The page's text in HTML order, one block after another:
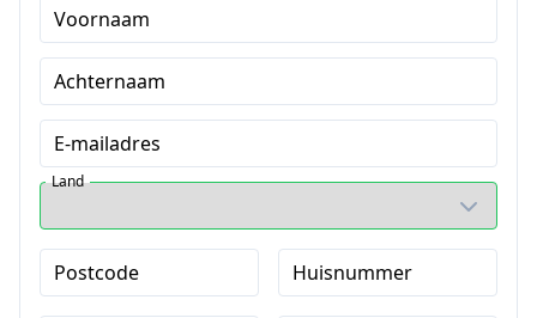
Voornaam
Achternaam
E-mailadres
Land
Postcode Huisnummer